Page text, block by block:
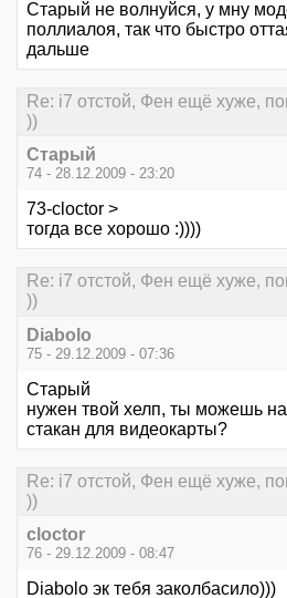
Старый не волнуйся, у мну
поллиалоя, так что быстро
дальше
Re: i7 отстой, Фен ещё хуже,
))
Старый
74 - 28.12.2009 - 23:20
73-cloctor >
тогда все хорошо :))))
Re: i7 отстой, Фен ещё хуже,
))
Diabolo
75 - 29.12.2009 - 07:36
Старый
нужен твой хелп, ты можешь
стакан для видеокарты?
Re: i7 отстой, Фен ещё хуже,
))
cloctor
76 - 29.12.2009 - 08:47
Diabolo эк тебя заколбасило)))